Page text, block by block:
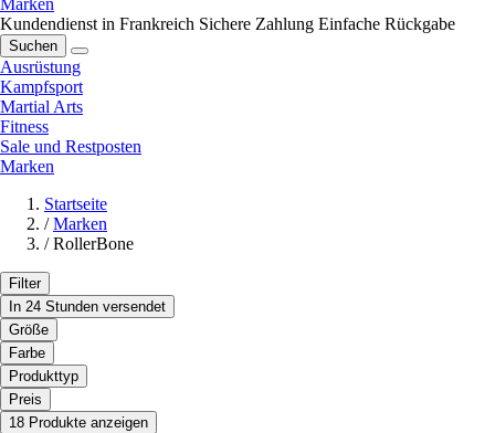
Marken
Kundendienst in Frankreich Sichere Zahlung Einfache Rückgabe
Suchen
Ausrüstung
Kampfsport
Martial Arts
Fitness
Sale und Restposten
Marken
Startseite
/ Marken
/ RollerBone
Filter
In 24 Stunden versendet
Größe
Farbe
Produkttyp
Preis
18 Produkte anzeigen